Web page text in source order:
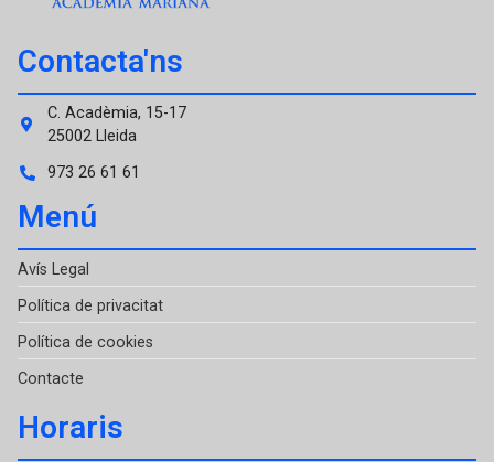
Contacta'ns
C. Acadèmia, 15-17
25002 Lleida
973 26 61 61
Menú
Avís Legal
Política de privacitat
Política de cookies
Contacte
Horaris